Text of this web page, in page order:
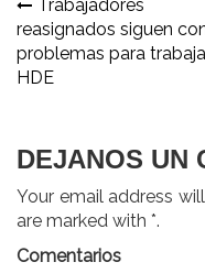
Navegación
de
entradas
Trabajadores
reasignados siguen
problemas para
HDE
DEJANOS UN
Your email address
are marked with *.
Comentarios